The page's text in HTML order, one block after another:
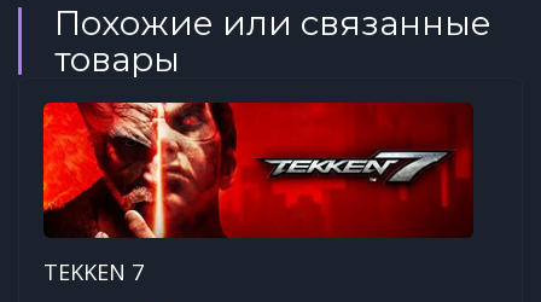
Похожие или связанные
товары
TEKKEN 7